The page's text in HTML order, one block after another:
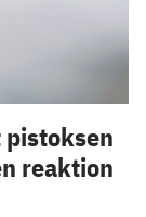
reaktion